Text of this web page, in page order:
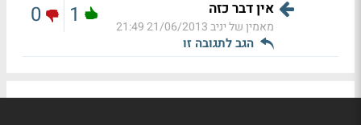
אין דבר כזה
מאמין של יניב21/06/2013 21:49
הגב לתגובה זו
1
0